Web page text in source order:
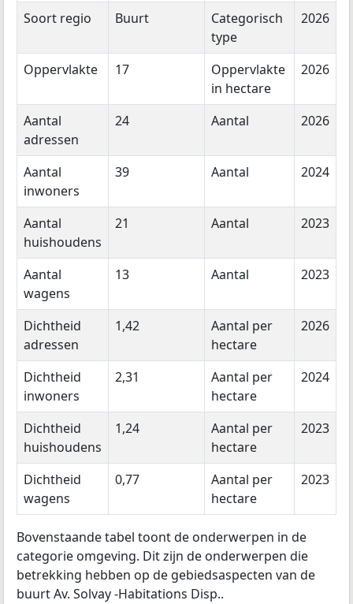
Soort regio Buurt
Categorisch
type
2026
Oppervlakte 17
Oppervlakte
in hectare
2026
Aantal
adressen
24 Aantal 2026
Aantal
inwoners
39 Aantal 2024
Aantal
huishoudens
21 Aantal 2023
Aantal
wagens
13 Aantal 2023
Dichtheid
adressen
1,42
Aantal per
hectare
2026
Dichtheid
inwoners
2,31
Aantal per
hectare
2024
Dichtheid
huishoudens
1,24
Aantal per
hectare
2023
Dichtheid
wagens
0,77
Aantal per
hectare
2023
Bovenstaande tabel toont de onderwerpen in de
categorie omgeving. Dit zijn de onderwerpen die
betrekking hebben op de gebiedsaspecten van de
buurt Av. Solvay -Habitations Disp..